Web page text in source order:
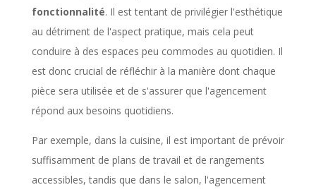
fonctionnalité. Il est tentant de privilégier l'esthétique
au détriment de l'aspect pratique, mais cela peut
conduire à des espaces peu commodes au quotidien. Il
est donc crucial de réfléchir à la manière dont chaque
pièce sera utilisée et de s'assurer que l'agencement
répond aux besoins quotidiens.
Par exemple, dans la cuisine, il est important de prévoir
suffisamment de plans de travail et de rangements
accessibles, tandis que dans le salon, l'agencement